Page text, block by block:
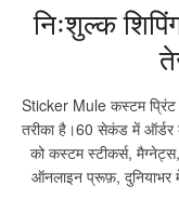
निःशुल्क
Sticker Mule कस्टम
तरीका है।60 सेकंड में ऑर्डर
को कस्टम स्टीकर्स,
ऑनलाइन प्रूफ़, दुनियाभर